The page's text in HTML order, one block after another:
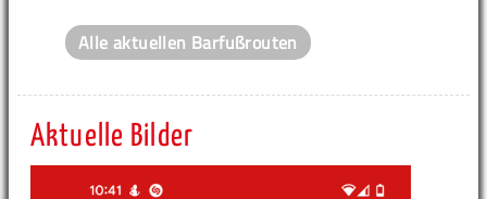
Alle aktuellen Barfußrouten
Aktuelle Bilder